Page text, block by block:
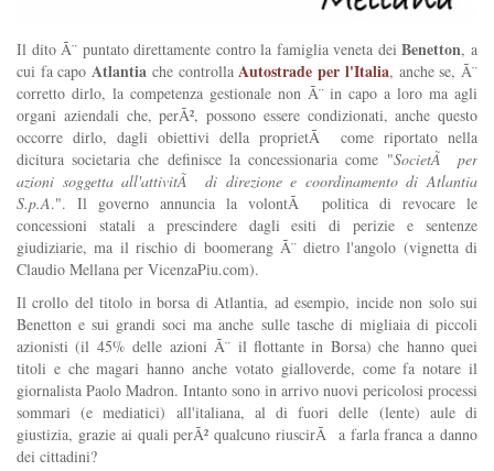
Il dito Ã¨ puntato direttamente contro la famiglia veneta deiBenetton, a
cui fa capo Atlantia che controlla Autostrade per l'Italia, anche se, Ã¨
corretto dirlo, la competenza gestionale non Ã¨ in capo a loro ma agli
organi aziendali che, perÃ², possono essere condizionati, anche questo
occorre dirlo, dagli obiettivi della proprietÃ come riportato nella
dicitura societaria che definisce la concessionaria come "SocietÃ per
azioni soggetta all'attivitÃ di direzione e coordinamento di Atlantia
S.p.A.". Il governo annuncia la volontÃ politica di revocare le
concessioni statali a prescindere dagli esiti di perizie e sentenze
giudiziarie, ma il rischio di boomerang Ã¨ dietro l'angolo (vignetta di
Claudio Mellana per VicenzaPiu.com).
Il crollo del titolo in borsa di Atlantia, ad esempio, incide non solo sui
Benetton e sui grandi soci ma anche sulle tasche di migliaia di piccoli
azionisti (il 45% delle azioni Ã¨ il flottante in Borsa) che hanno quei
titoli e che magari hanno anche votato gialloverde, come fa notare il
giornalista Paolo Madron. Intanto sono in arrivo nuovi pericolosi processi
sommari (e mediatici) all'italiana, al di fuori delle (lente) aule di
giustizia, grazie ai quali perÃ² qualcuno riuscirÃ a farla franca a danno
dei cittadini?